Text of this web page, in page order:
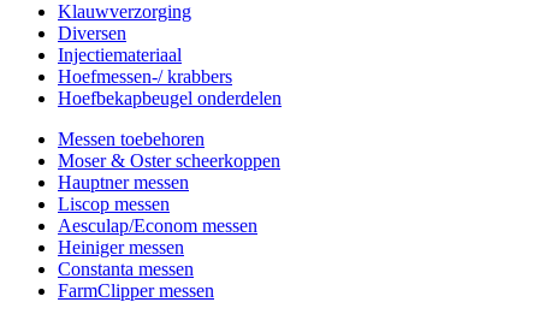
Klauwverzorging
Diversen
Injectiemateriaal
Hoefmessen-/ krabbers
Hoefbekapbeugel onderdelen
Messen toebehoren
Moser & Oster scheerkoppen
Hauptner messen
Liscop messen
Aesculap/Econom messen
Heiniger messen
Constanta messen
FarmClipper messen